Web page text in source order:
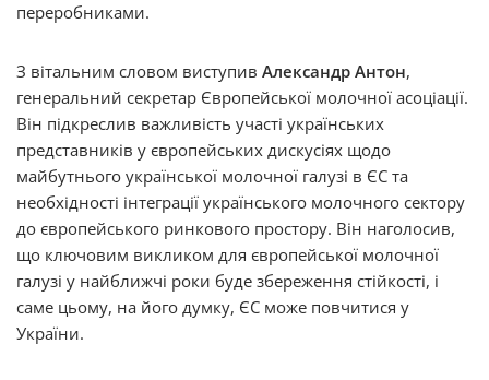
переробниками.
З вітальним словом виступив Александр Антон,
генеральний секретар Європейської молочної асоціації.
Він підкреслив важливість участі українських
представників у європейських дискусіях щодо
майбутнього української молочної галузі в ЄС та
необхідності інтеграції українського молочного сектору
до європейського ринкового простору. Він наголосив,
що ключовим викликом для європейської молочної
галузі у найближчі роки буде збереження стійкості, і
саме цьому, на його думку, ЄС може повчитися у
України.